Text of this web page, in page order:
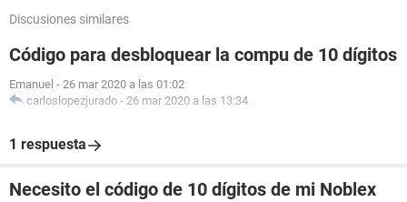
Discusiones similares
Código para desbloquear la compu de 10 dígitos
Emanuel - 26 mar 2020 a las 01:02
carloslopezjurado - 26 mar 2020 a las 13:34
1 respuesta
Necesito el código de 10 dígitos de mi Noblex